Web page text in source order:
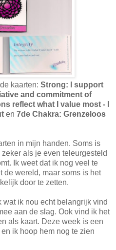
kaarten: Strong: I support
and commitment of
reflect what I value most - I
en 7de Chakra: Grenzeloos
in mijn handen. Soms is
als je even teleurgesteld
Ik weet dat ik nog veel te
de wereld, maar soms is het
door te zetten.
ik nou echt belangrijk vind
aan de slag. Ook vind ik het
als kaart. Deze week is een
ik hoop hem nog te zien